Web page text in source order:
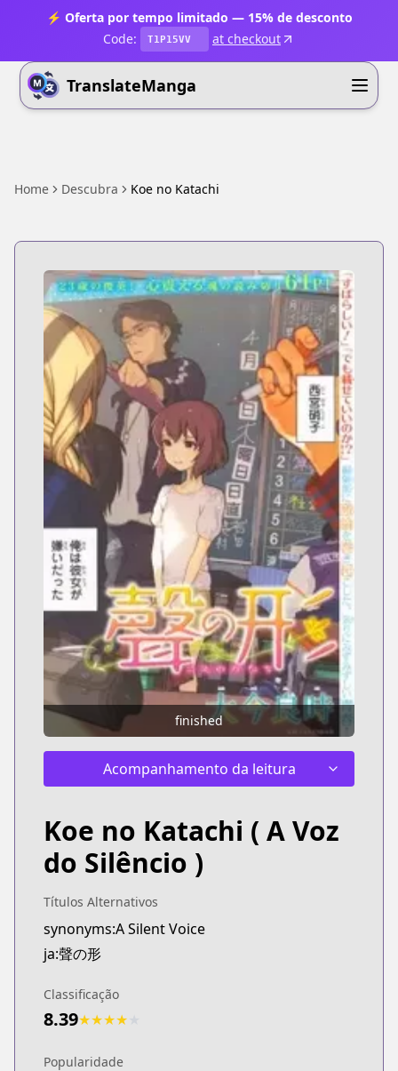
⚡ Oferta por tempo limitado — 15% de desconto
Code:
T1P15VV at checkout
TranslateManga
Home Descubra Koe no Katachi
finished
Acompanhamento da leitura
Koe no Katachi ( A Voz
do Silêncio )
Títulos Alternativos
synonyms:A Silent Voice
ja:聲の形
Classificação
8.39★★★★
Popularidade